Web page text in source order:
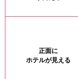
正面に
ホテルが見える